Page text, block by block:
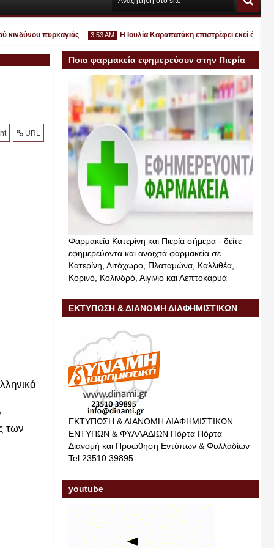
πυρκαγιάς 3:53 AM
30 2026
Η Ιουλία Καραπατάκη επιστρέφει εκεί όπου
URL
των
Ποια φαρμακεία εφημερεύουν στην Πιερία
σήμερα
Φαρμακεία Κατερίνη και Πιερία σήμερα - δείτε
εφημερεύοντα και ανοιχτά φαρμακεία σε
Κατερίνη, Λιτόχωρο, Πλαταμώνα, Καλλιθέα,
Κορινό, Κολινδρό, Αιγίνιο και Λεπτοκαρυά
ΕΚΤΥΠΩΣΗ & ΔΙΑΝΟΜΗ ΔΙΑΦΗΜΙΣΤΙΚΩΝ
ΕΚΤΥΠΩΣΗ & ΔΙΑΝΟΜΗ ΔΙΑΦΗΜΙΣΤΙΚΩΝ
ΕΝΤΥΠΩΝ & ΦΥΛΛΑΔΙΩΝ Πόρτα Πόρτα
Διανομή και Προώθηση Εντύπων & Φυλλαδίων
Tel:23510 39895
youtube